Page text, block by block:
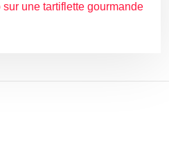
une tartiflette gourmande